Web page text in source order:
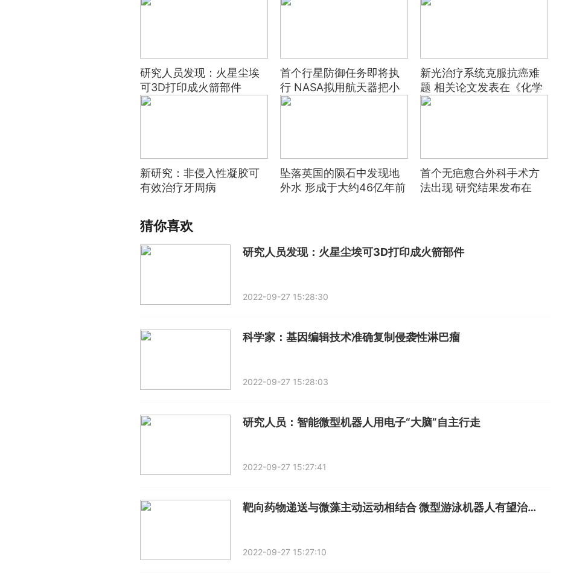
研究人员发现：火星尘埃
可3D打印成火箭部件
首个行星防御任务即将执
行 NASA拟用航天器把小
行星撞离轨道
新光治疗系统克服抗癌难
题 相关论文发表在《化学
通讯》期刊上
新研究：非侵入性凝胶可
有效治疗牙周病
坠落英国的陨石中发现地
外水 形成于大约46亿年前
首个无疤愈合外科手术方
法出现 研究结果发布在
猜你喜欢
研究人员发现：火星尘埃可3D打印成火箭部件
2022-09-27 15:28:30
科学家：基因编辑技术准确复制侵袭性淋巴瘤
2022-09-27 15:28:03
研究人员：智能微型机器人用电子“大脑”自主行走
2022-09-27 15:27:41
靶向药物递送与微藻主动运动相结合 微型游泳机器人有望治疗致命肺炎
2022-09-27 15:27:10